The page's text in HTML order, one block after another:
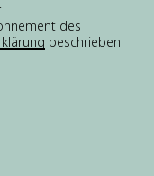
des
beschrieben